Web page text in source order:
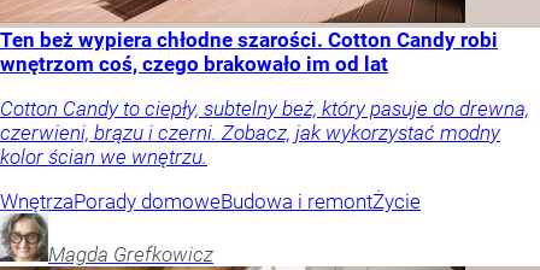
Ten beż wypiera chłodne szarości. Cotton Candy robi
wnętrzom coś, czego brakowało im od lat
Cotton Candy to ciepły, subtelny beż, który pasuje do drewna,
czerwieni, brązu i czerni. Zobacz, jak wykorzystać modny
kolor ścian we wnętrzu.
WnętrzaPorady domoweBudowa i remontŻycie
Magda Grefkowicz